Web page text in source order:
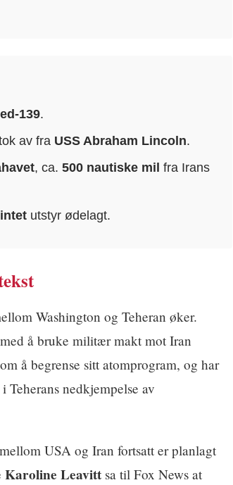
139.
av fra USS Abraham Lincoln.
, ca.500 nautiske mil fra Irans
intet utstyr ødelagt.
Washington og Teheran øker.
å bruke militær makt mot Iran
å begrense sitt atomprogram, og har
nedkjempelse av
USA og Iran fortsatt er planlagt
Karoline Leavitt sa til Fox News at